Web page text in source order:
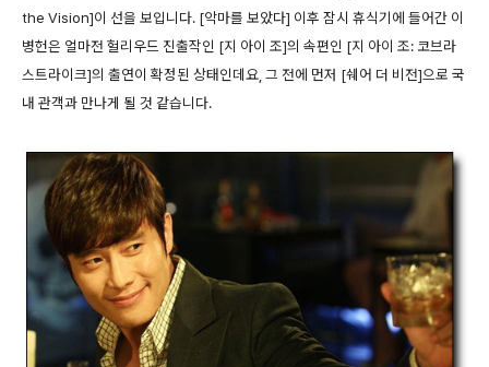
the Vision]이 선을 보입니다. [악마를 보았다] 이후 잠시 휴식기에 들어간 이
병헌은 얼마전 헐리우드 진출작인 [지 아이 조]의 속편인 [지 아이 조: 코브라
스트라이크]의 출연이 확정된 상태인데요, 그 전에 먼저 [쉐어 더 비전]으로 국
내 관객과 만나게 될 것 같습니다.